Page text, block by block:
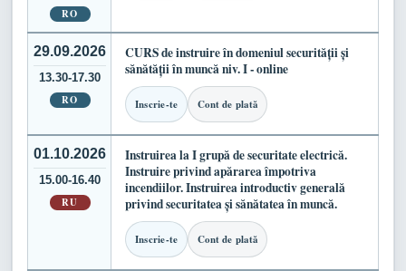
RO
29.09.2026
13.30-17.30
RO
CURS de instruire în domeniul securității și
sănătății în muncă niv. I - online
Inscrie-te Cont de plată
01.10.2026
15.00-16.40
RU
Instruirea la I grupă de securitate electrică.
Instruire privind apărarea împotriva
incendiilor. Instruirea introductiv generală
privind securitatea și sănătatea în muncă.
Inscrie-te Cont de plată